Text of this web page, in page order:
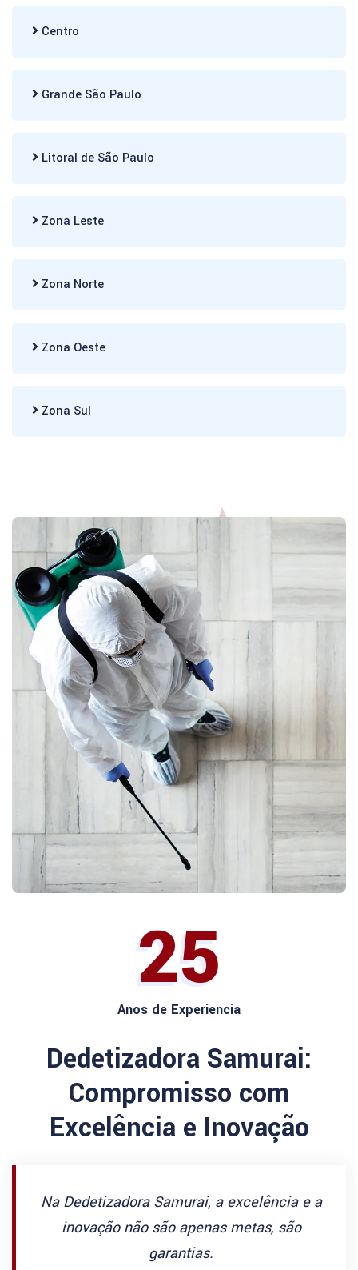
Centro
Grande São Paulo
Litoral de São Paulo
Zona Leste
Zona Norte
Zona Oeste
Zona Sul
25
Anos de Experiencia
Dedetizadora Samurai:
Compromisso com
Excelência e Inovação
Na Dedetizadora Samurai, a excelência e a
inovação não são apenas metas, são
garantias.